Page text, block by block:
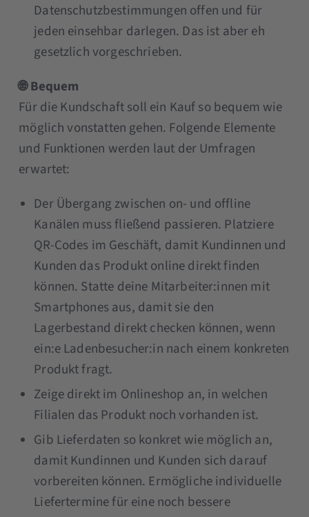
Datenschutzbestimmungen offen und für
jeden einsehbar darlegen. Das ist aber eh
gesetzlich vorgeschrieben.
🌐 Bequem
Für die Kundschaft soll ein Kauf so bequem wie
möglich vonstatten gehen. Folgende Elemente
und Funktionen werden laut der Umfragen
erwartet:
Der Übergang zwischen on- und offline
Kanälen muss fließend passieren. Platziere
QR-Codes im Geschäft, damit Kundinnen und
Kunden das Produkt online direkt finden
können. Statte deine Mitarbeiter:innen mit
Smartphones aus, damit sie den
Lagerbestand direkt checken können, wenn
ein:e Ladenbesucher:in nach einem konkreten
Produkt fragt.
Zeige direkt im Onlineshop an, in welchen
Filialen das Produkt noch vorhanden ist.
Gib Lieferdaten so konkret wie möglich an,
damit Kundinnen und Kunden sich darauf
vorbereiten können. Ermögliche individuelle
Liefertermine für eine noch bessere